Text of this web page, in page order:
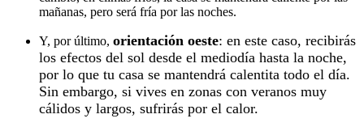
mañanas, pero será fría por las noches.
Y, por último, orientación oeste: en este caso, recibirás
los efectos del sol desde el mediodía hasta la noche,
por lo que tu casa se mantendrá calentita todo el día.
Sin embargo, si vives en zonas con veranos muy
cálidos y largos, sufrirás por el calor.